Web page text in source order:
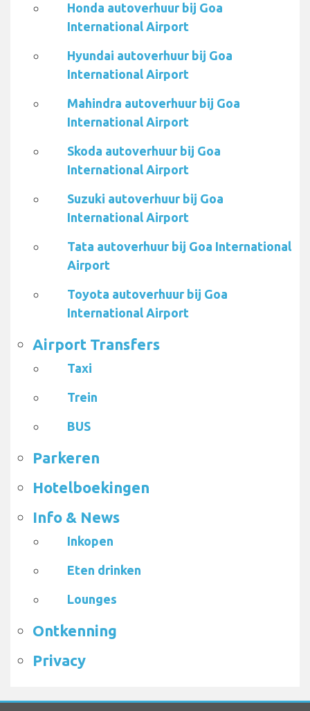
Honda autoverhuur bij Goa
International Airport
Hyundai autoverhuur bij Goa
International Airport
Mahindra autoverhuur bij Goa
International Airport
Skoda autoverhuur bij Goa
International Airport
Suzuki autoverhuur bij Goa
International Airport
Tata autoverhuur bij Goa International
Airport
Toyota autoverhuur bij Goa
International Airport
Airport Transfers
Taxi
Trein
BUS
Parkeren
Hotelboekingen
Info & News
Inkopen
Eten drinken
Lounges
Ontkenning
Privacy